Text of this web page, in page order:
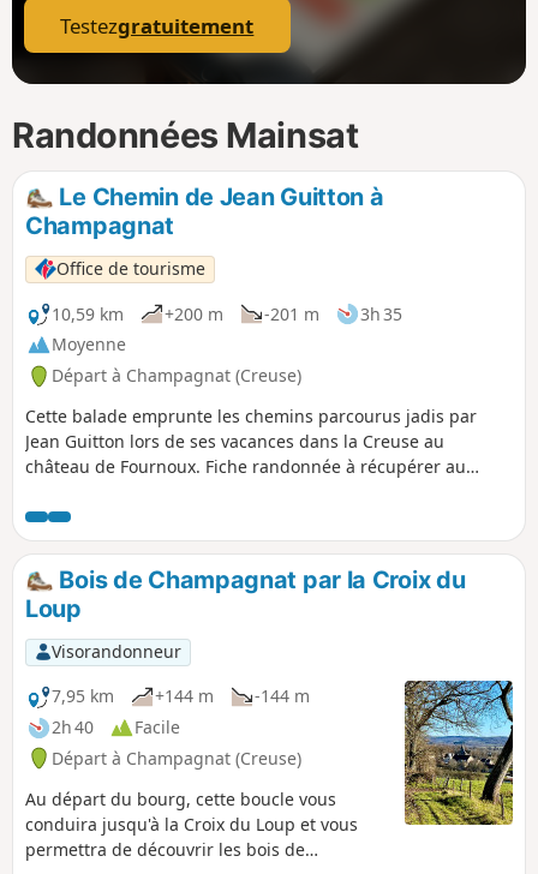
Testezgratuitement
Randonnées Mainsat
Le Chemin de Jean Guitton à
Champagnat
Office de tourisme
10,59 km
+200 m -201 m
3h 35
Moyenne
Départ à Champagnat (Creuse)
Cette balade emprunte les chemins parcourus jadis par
Jean Guitton lors de ses vacances dans la Creuse au
château de Fournoux. Fiche randonnée à récupérer au
Bois de Champagnat par la Croix du
Loup
Visorandonneur
7,95 km
+144 m
-144 m
2h 40
Facile
Départ à Champagnat (Creuse)
Au départ du bourg, cette boucle vous
conduira jusqu'à la Croix du Loup et vous
permettra de découvrir les bois de